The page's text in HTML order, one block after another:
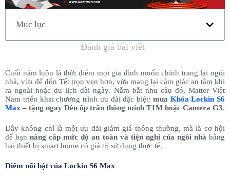
Mục lục
Đánh giá bài viết
Cuối năm luôn là thời điểm mọi gia đình muốn chỉnh trang lại ngôi
nhà, vừa để đón Tết trọn vẹn hơn, vừa mang lại cảm giác an tâm khi
ra ngoài hoặc du lịch dài ngày. Nắm bắt nhu cầu đó, Matter Việt
Nam triển khai chương trình ưu đãi đặc biệt: mua Khóa Lockin S6
Max – tặng ngay Đèn ốp trần thông minh T1M hoặc Camera G3.
Đây không chỉ là một ưu đãi giảm giá thông thường, mà là cơ hội
để bạnnâng cấp mức độ an toàn và tiện nghi của ngôi nhà bằng
hai thiết bị smart home có giá trị sử dụng thực tế.
Điểm nổi bật của Lockin S6 Max